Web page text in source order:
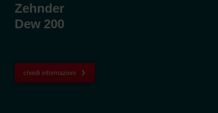
Zehnder
Dew 200
chiedi informazioni